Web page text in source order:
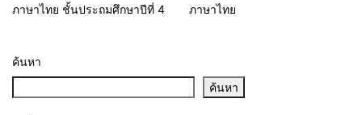
ภาษาไทย ชั้นประถมศึกษาปีที่ 4
ภาษาไทย
ค้นหา
ค้นหา